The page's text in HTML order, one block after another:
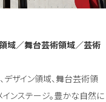
域／舞台芸術領域／芸術
ザイン領域、舞台芸術領
ンステージ。豊かな自然に